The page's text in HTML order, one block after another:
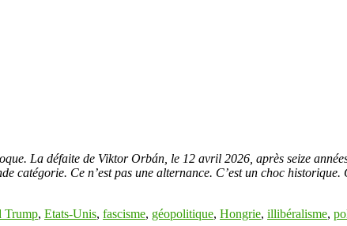
La défaite de Viktor Orbán, le 12 avril 2026, après seize
Ce n’est pas une alternance. C’est un choc historique.
Trump, Etats-Unis, fascisme, géopolitique, Hongrie, illibéralisme,